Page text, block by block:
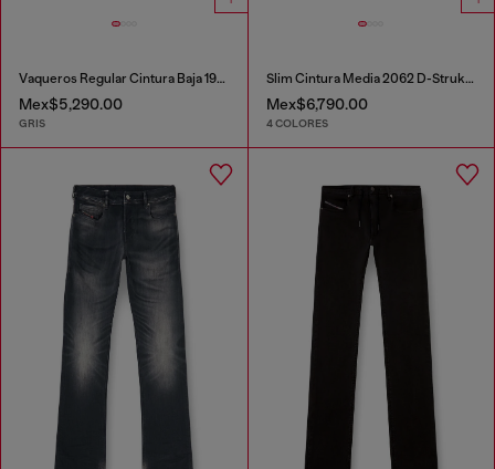
Vaqueros Regular Cintura Baja 1985 Larkee
Mex$5,290.00
GRIS
Slim Cintura Media 2062 D-Strukt Joggjeans®
Mex$6,790.00
4 COLORES